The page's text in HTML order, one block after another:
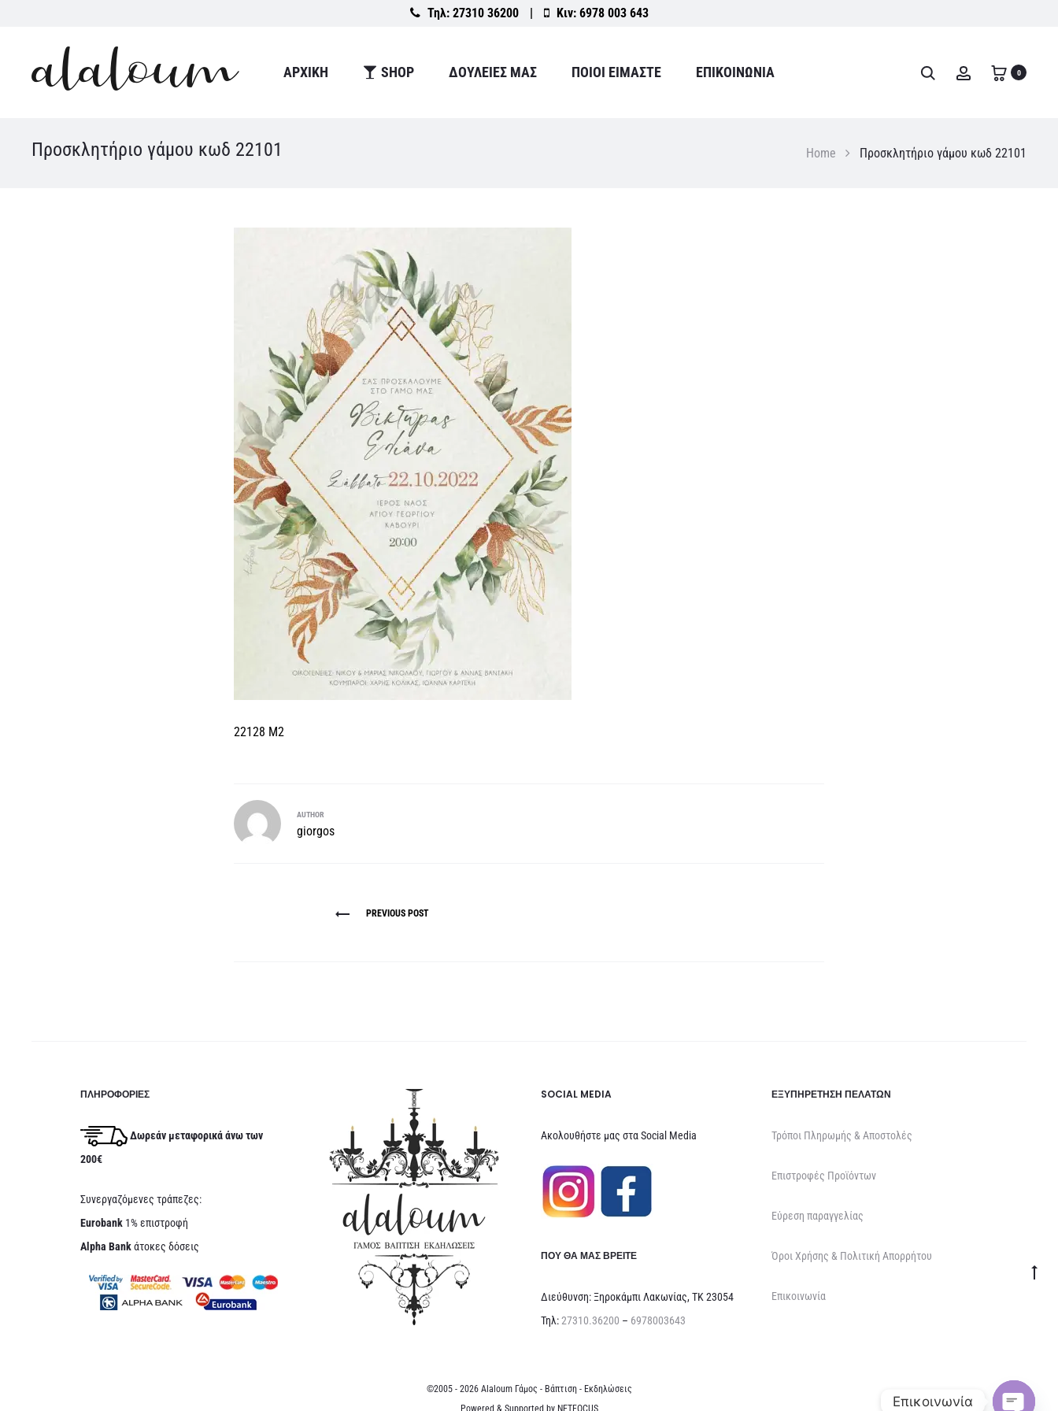
Τηλ: 27310 36200 | Κιν: 6978 003 643
ΑΡΧΙΚΉ SHOP ΔΟΥΛΕΙΕΣ ΜΑΣ ΠΟΙΟΙ ΕΙΜΑΣΤΕ ΕΠΙΚΟΙΝΩΝΊΑ Search Account 0
Προσκλητήριο γάμου κωδ 22101 Home Προσκλητήριο γάμου κωδ 22101
22128 M2
AUTHOR
giorgos
PREVIOUS POST
ΠΛΗΡΟΦΟΡΊΕΣ
Δωρεάν μεταφορικά άνω των
200€
Συνεργαζόμενες τράπεζες:
Eurobank 1% επιστροφή
Alpha Bankάτοκες δόσεις
SOCIAL MEDIA
Ακολουθήστε μας στα Social Media
ΠΟΥ ΘΑ ΜΑΣ ΒΡΕΊΤΕ
Διεύθυνση: Ξηροκάμπι Λακωνίας, ΤΚ 23054
Τηλ:27310.36200 – 6978003643
ΕΞΥΠΗΡΈΤΗΣΗ ΠΕΛΑΤΏΝ
Τρόποι Πληρωμής & Αποστολές
Επιστροφές Προϊόντων
Εύρεση παραγγελίας
Όροι Χρήσης & Πολιτική Απορρήτου
Επικοινωνία
©2005 - 2026 Alaloum Γάμος - Βάπτιση - Εκδηλώσεις
Powered & Supported by NETFOCUS Επικοινωνία